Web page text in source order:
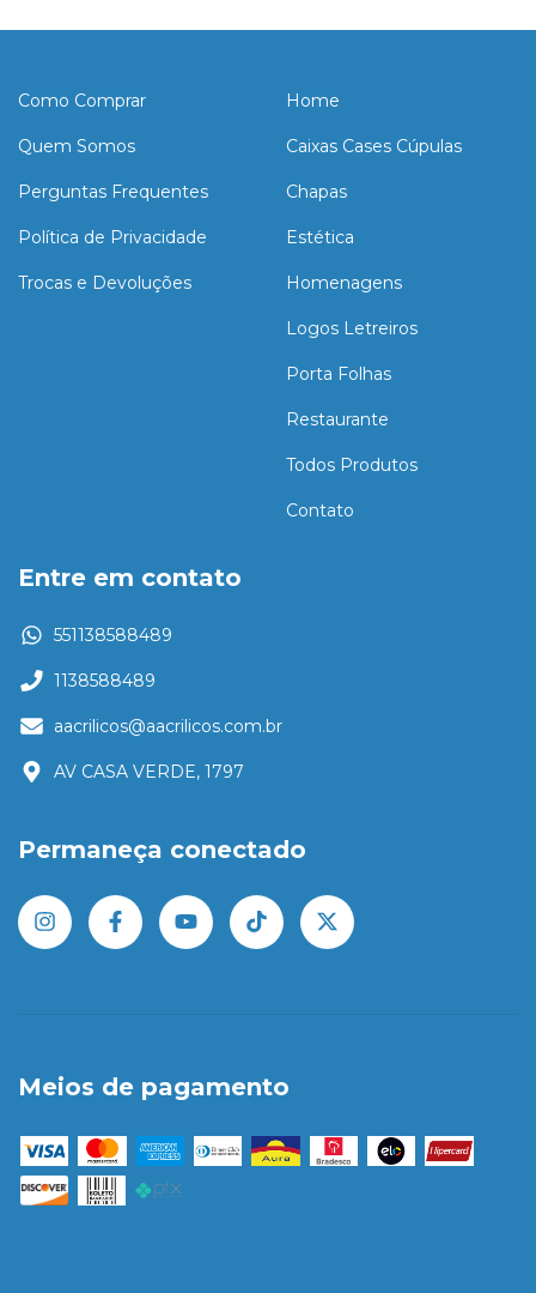
Como Comprar
Quem Somos
Perguntas Frequentes
Política de Privacidade
Trocas e Devoluções
Home
Caixas Cases Cúpulas
Chapas
Estética
Homenagens
Logos Letreiros
Porta Folhas
Restaurante
Todos Produtos
Contato
Entre em contato
551138588489
1138588489
aacrilicos@aacrilicos.com.br
AV CASA VERDE, 1797
Permaneça conectado
Meios de pagamento